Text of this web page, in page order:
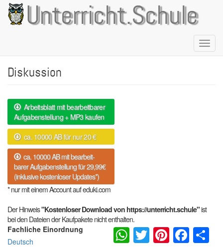
Direkt
zum
Inhalt
Unterricht.Schule
Diskussion
Arbeitsblatt mit bearbeitbarer
Aufgabenstellung + MP3 kaufen
ca. 10000 AB für nur 20 €
ca. 10000 AB mit bearbeit-
barer Aufgabenstellung für 29,99€
(inklusive kostenloser Updates*)
* nur mit einem Account auf eduki.com
Der Hinweis"Kostenloser Download von https://unterricht.schule"ist
bei den Dateien der Kaufpakete nicht enthalten.
Fachliche Einordnung
Deutsch
WhatsApp
Twitter